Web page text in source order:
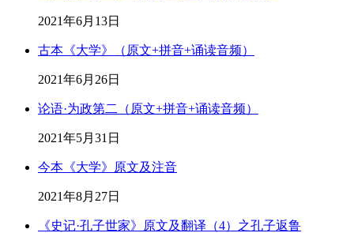
2021年6月13日
古本《大学》（原文+拼音+诵读音频）
2021年6月26日
论语·为政第二（原文+拼音+诵读音频）
2021年5月31日
今本《大学》原文及注音
2021年8月27日
《史记·孔子世家》原文及翻译（4）之孔子返鲁